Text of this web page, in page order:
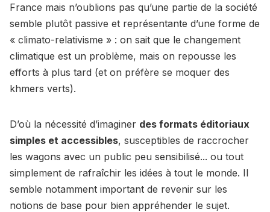
France mais n’oublions pas qu’une partie de la société
semble plutôt passive et représentante d’une forme de
« climato-relativisme » : on sait que le changement
climatique est un problème, mais on repousse les
efforts à plus tard (et on préfère se moquer des
khmers verts).
D’où la nécessité d’imaginer des formats éditoriaux
simples et accessibles, susceptibles de raccrocher
les wagons avec un public peu sensibilisé... ou tout
simplement de rafraîchir les idées à tout le monde. Il
semble notamment important de revenir sur les
notions de base pour bien appréhender le sujet.